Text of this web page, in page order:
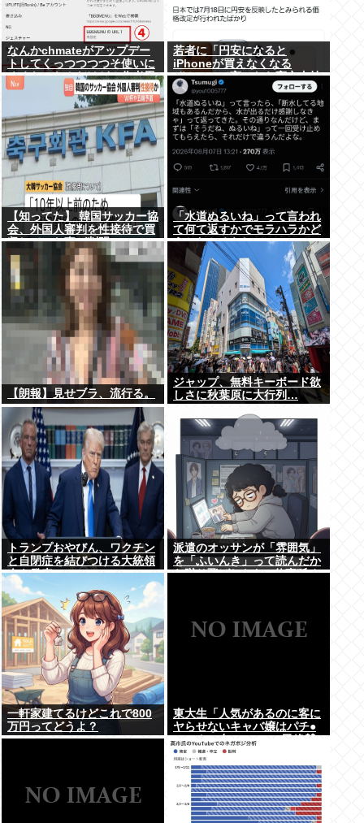
なんかchmateがアップデー
トしてくっつつつつそ使いに
くくなったんだけど？作者馬
鹿なの？死ぬの？
若者に「円安になると
iPhoneが買えなくなる
ぞ！」って言ったら高市支持
する奴減りそうだよな
【知ってた】 韓国サッカー協
会、外国人審判を性接待で買
収していた事が判明
「水道ぬるいね」って言われ
て何て返すかでモラハラかど
うかわかるらしいwww
【朗報】見せブラ、流行る。
ジャップ、無料キーボード欲
しさに秋葉原に大行列…
トランプおやびん、ワクチン
と自閉症を結びつける大統領
令を発表へ、
派遣のオッサンが「雰囲気」
を「ふいんき」って読んだか
ら蹴り飛ばしたわ...仕事舐め
一軒家建てるけどこれで800
万円ってどうよ？
東大生「人気があるのに客に
ヤらせないキャバ嬢はパチ●
コのクソ台」 Twitter民絶賛
の嵐www